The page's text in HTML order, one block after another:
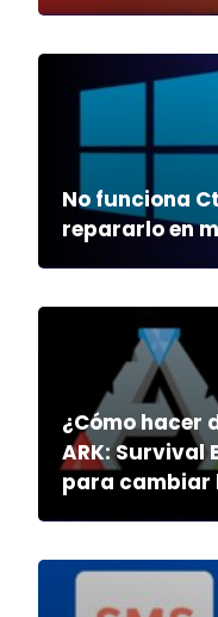
No funciona
repararlo en
¿Cómo hacer
ARK: Survival
para cambiar